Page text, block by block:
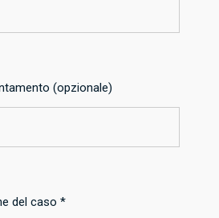
(opzionale)
del caso *